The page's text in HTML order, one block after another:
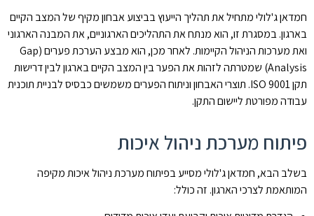
חמדאן ג'לולי מתחיל את תהליך הייעוץ בביצוע אבחון מקיף של המצב הקיים
בארגון. במסגרת זו, הוא מנתח את התהליכים הארגוניים, את המבנה הארגוני
ואת מערכות הניהול הקיימות. לאחר מכן, הוא מבצע הערכת פערים (Gap
Analysis) שמטרתה לזהות את הפער בין המצב הקיים בארגון לבין דרישות
תקן ISO 9001. תוצרי האבחון וניתוח הפערים משמשים כבסיס לבניית תוכנית
עבודה מפורטת ליישום התקן.
פיתוח מערכת ניהול איכות
בשלב הבא, חמדאן ג'לולי מסייע בפיתוח מערכת ניהול איכות מקיפה
המותאמת לצרכי הארגון. זה כולל: